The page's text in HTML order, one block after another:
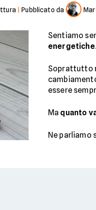
|Pubblicato da
Sentiamo
energetiche.
Soprattutto
essere
Ma quanto
Ne parliamo